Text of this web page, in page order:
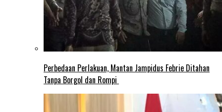
Perbedaan Perlakuan, Mantan Jampidus Febrie Ditahan
Tanpa Borgol dan Rompi